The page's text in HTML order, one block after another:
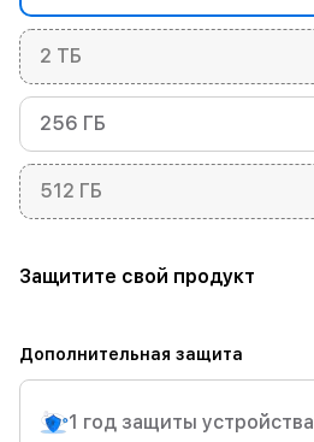
2 ТБ
256 ГБ
512 ГБ
Защитите свой продукт
Дополнительная защита
1 год защиты устройства